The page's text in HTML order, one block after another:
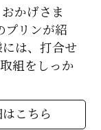
かげさま
プリンが紹
は、打合せ
組をしっか
こちら